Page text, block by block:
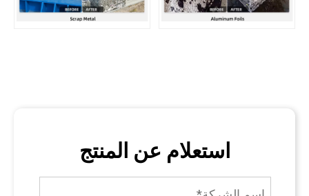
استعلام عن المنتج